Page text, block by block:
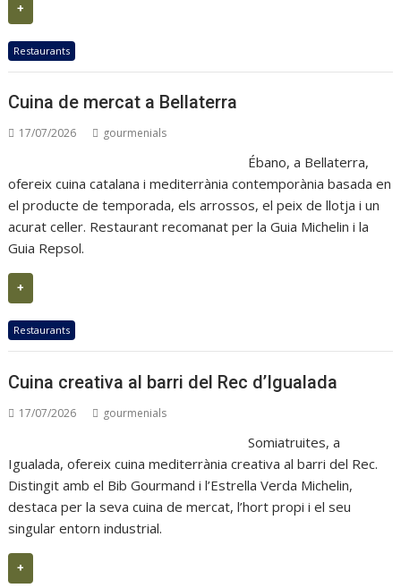
+
Restaurants
Cuina de mercat a Bellaterra
17/07/2026 gourmenials
Ébano, a Bellaterra,
ofereix cuina catalana i mediterrània contemporània basada en
el producte de temporada, els arrossos, el peix de llotja i un
acurat celler. Restaurant recomanat per la Guia Michelin i la
Guia Repsol.
+
Restaurants
Cuina creativa al barri del Rec d’Igualada
17/07/2026 gourmenials
Somiatruites, a
Igualada, ofereix cuina mediterrània creativa al barri del Rec.
Distingit amb el Bib Gourmand i l’Estrella Verda Michelin,
destaca per la seva cuina de mercat, l’hort propi i el seu
singular entorn industrial.
+